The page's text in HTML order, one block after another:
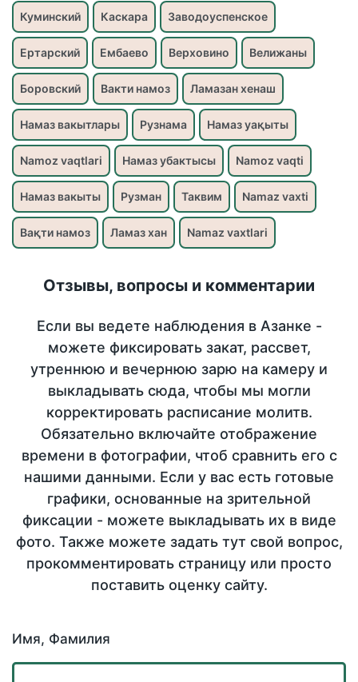
Куминский Каскара Заводоуспенское
Ертарский Ембаево Верховино Велижаны
Боровский Вакти намоз Ламазан хенаш
Намаз вакытлары Рузнама Намаз уақыты
Namoz vaqtlari Намаз убактысы Namoz vaqti
Намаз вакыты Рузман Таквим Namaz vaxti
Вақти намоз Ламаз хан Namaz vaxtlari
Отзывы, вопросы и комментарии
Если вы ведете наблюдения в Азанке -
можете фиксировать закат, рассвет,
утреннюю и вечернюю зарю на камеру и
выкладывать сюда, чтобы мы могли
корректировать расписание молитв.
Обязательно включайте отображение
времени в фотографии, чтоб сравнить его с
нашими данными. Если у вас есть готовые
графики, основанные на зрительной
фиксации - можете выкладывать их в виде
фото. Также можете задать тут свой вопрос,
прокомментировать страницу или просто
поставить оценку сайту.
Имя, Фамилия